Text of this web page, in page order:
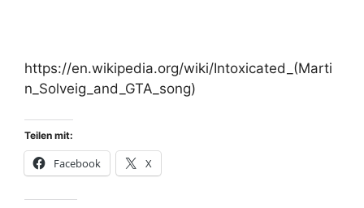
https://en.wikipedia.org/wiki/Intoxicated_(Marti
n_Solveig_and_GTA_song)
Teilen mit:
Facebook X
Oktober 2013
September 2013
Juni 2013
April 2013
März 2013